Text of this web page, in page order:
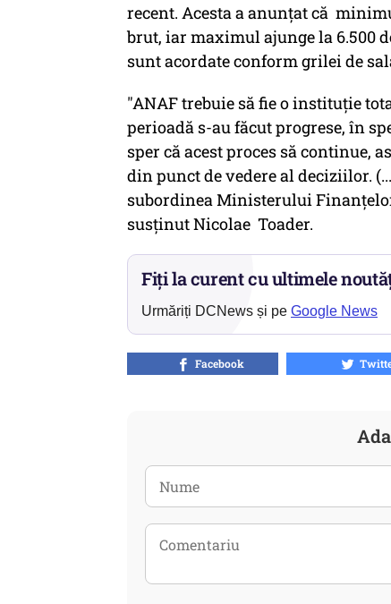
recent. Acesta a anunțat că
brut, iar maximul ajunge la 6.500
sunt acordate conform grilei de
"ANAF trebuie să fie o instituție
perioadă s-au făcut progrese, în
sper că acest proces să continue,
din punct de vedere al deciziilor.
subordinea Ministerului
susținut Nicolae Toader.
Fiți la curent cu ultimele
Urmăriți DCNews și pe Google News
Facebook